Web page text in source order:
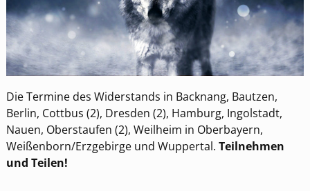
Die Termine des Widerstands in Backnang, Bautzen,
Berlin, Cottbus (2), Dresden (2), Hamburg, Ingolstadt,
Nauen, Oberstaufen (2), Weilheim in Oberbayern,
Weißenborn/Erzgebirge und Wuppertal. Teilnehmen
und Teilen!